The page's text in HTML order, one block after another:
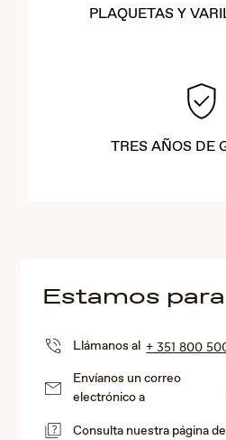
PLAQUETAS Y
TRES AÑOS DE
Estamos
Llámanos al+ 351 800
Envíanos un correo
electrónico a
Consulta nuestra página de